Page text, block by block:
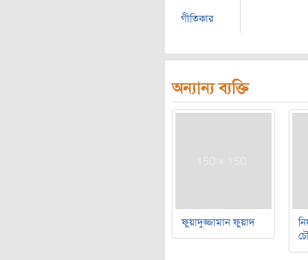
গীতিকার
অন্যান্য ব্যক্তি
ফুয়াদুজ্জামান ফুয়াদ